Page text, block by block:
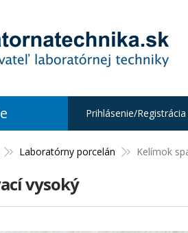
Laboratórny porcelán Kelímok
vysoký
Prihlásenie/Registrácia